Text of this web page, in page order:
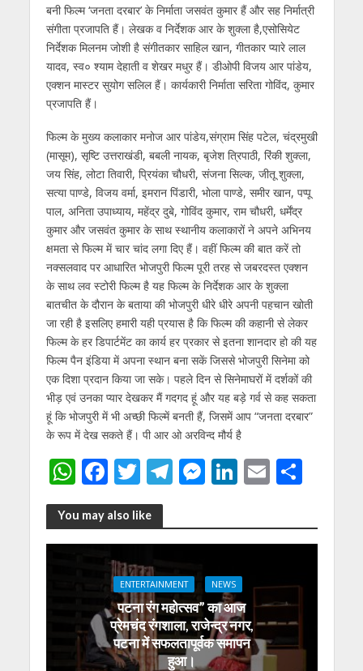
बनी फिल्म ‘जनता दरबार’ के निर्माता जसवंत कुमार हैं और सह निर्मात्री
संगीता प्रजापति हैं। लेखक व निर्देशक आर के शुक्ला है,एसोसियेट
निर्देशक मिलनम जोशी है संगीतकार साहिल खान, गीतकार प्यारे लाल
यादव, स्व० श्याम देहाती व शेखर मधुर हैं। डीओपी विजय आर पांडेय,
एक्शन मास्टर सुयोग सलिल हैं। कार्यकारी निर्माता सरिता गोविंद, कुमार
प्रजापति हैं।
फिल्म के मुख्य कलाकार मनोज आर पांडेय,संग्राम सिंह पटेल, चंद्रमुखी
(मासूम), सृष्टि उत्तराखंडी, बबली नायक, बृजेश त्रिपाठी, रिंकी शुक्ला,
जय सिंह, लोटा तिवारी, प्रियंका चौधरी, संजना सिल्क, जीतू शुक्ला,
सत्या पाण्डे, विजय वर्मा, इमरान पिंडारी, भोला पाण्डे, समीर खान, पप्पू
पाल, अनिता उपाध्याय, महेंद्र दुबे, गोविंद कुमार, राम चौधरी, धर्मेंद्र
कुमार और जसवंत कुमार के साथ स्थानीय कलाकारों ने अपने अभिनय
क्षमता से फिल्म में चार चांद लगा दिए हैं। वहीं फिल्म की बात करें तो
नक्सलवाद पर आधारित भोजपुरी फिल्म पूरी तरह से जबरदस्त एक्शन
के साथ लव स्टोरी फिल्म है यह फिल्म के निर्देशक आर के शुक्ला
बातचीत के दौरान के बताया की भोजपुरी धीरे धीरे अपनी पहचान खोती
जा रही है इसलिए हमारी यही प्रयास है कि फिल्म की कहानी से लेकर
फिल्म के हर डिपार्टमेंट का कार्य हर प्रकार से इतना शानदार हो की यह
फिल्म पैन इंडिया में अपना स्थान बना सकें जिससे भोजपुरी सिनेमा को
एक दिशा प्रदान किया जा सके। पहले दिन से सिनेमाघरों में दर्शकों की
भीड़ एवं उनका प्यार देखकर मैं गदगद हूं और यह बड़े गर्व से कह सकता
हूं कि भोजपुरी में भी अच्छी फिल्में बनती हैं, जिसमें आप “जनता दरबार”
के रूप में देख सकते हैं। पी आर ओ अरविन्द मौर्य है
W
h
at
s
p
F
ac
e
b
o
o
k
T
w
itt
er
T
e
gr
a
m
M
ss
e
n
g
er
Li
k
e
dI
n
E
ai
l
S
ar
e
You may also like
ENTERTAINMENT NEWS
पटना रंग महोत्सव” का आज
प्रेमचंद रंगशाला, राजेन्द्र नगर,
पटना में सफलतापूर्वक समापन
हुआ।